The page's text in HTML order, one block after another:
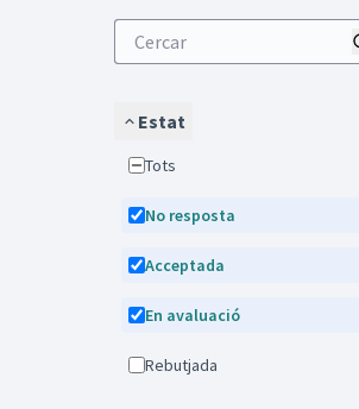
Estat
Tots
No resposta
Acceptada
En avaluació
Rebutjada